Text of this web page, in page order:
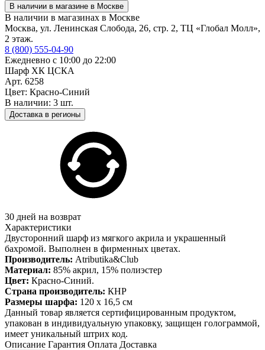
В наличии в магазине в Москве
В наличии в магазинах в Москве
Москва, ул. Ленинская Слобода, 26, стр. 2, ТЦ «Глобал Молл»,
2 этаж.
8 (800) 555-04-90
Ежедневно с 10:00 до 22:00
Шарф ХК ЦСКА
Арт. 6258
Цвет: Красно-Синий
В наличии: 3 шт.
Доставка в регионы
30 дней на возврат
Характеристики
Двусторонний шарф из мягкого акрила и украшенный
бахромой. Выполнен в фирменных цветах.
Производитель: Atributika&Club
Материал: 85% акрил, 15% полиэстер
Цвет: Красно-Синий.
Страна производитель: КНР
Размеры шарфа: 120 х 16,5 см
Данный товар является сертифицированным продуктом,
упакован в индивидуальную упаковку, защищен голограммой,
имеет уникальный штрих код.
Описание Гарантия Оплата Доставка